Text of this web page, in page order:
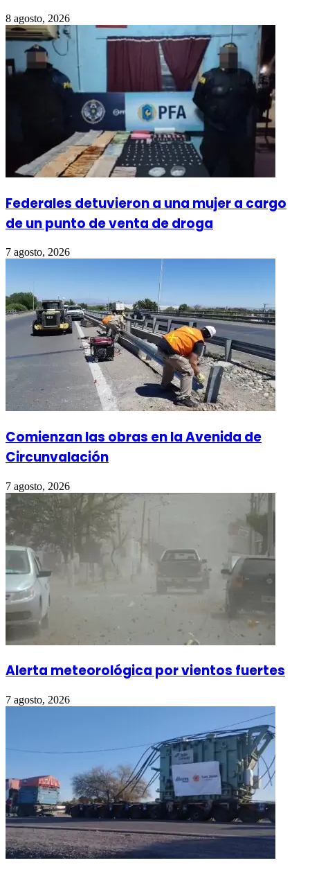
8 agosto, 2026
Federales detuvieron a una mujer a cargo
de un punto de venta de droga
7 agosto, 2026
Comienzan las obras en la Avenida de
Circunvalación
7 agosto, 2026
Alerta meteorológica por vientos fuertes
7 agosto, 2026